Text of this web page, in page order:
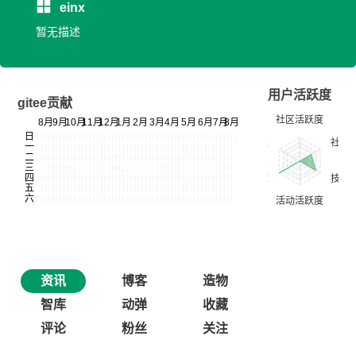
einx
暂无描述
gitee贡献
用户活跃度
资讯 博客
造物
智库
动弹
收藏
评论
粉丝 关注